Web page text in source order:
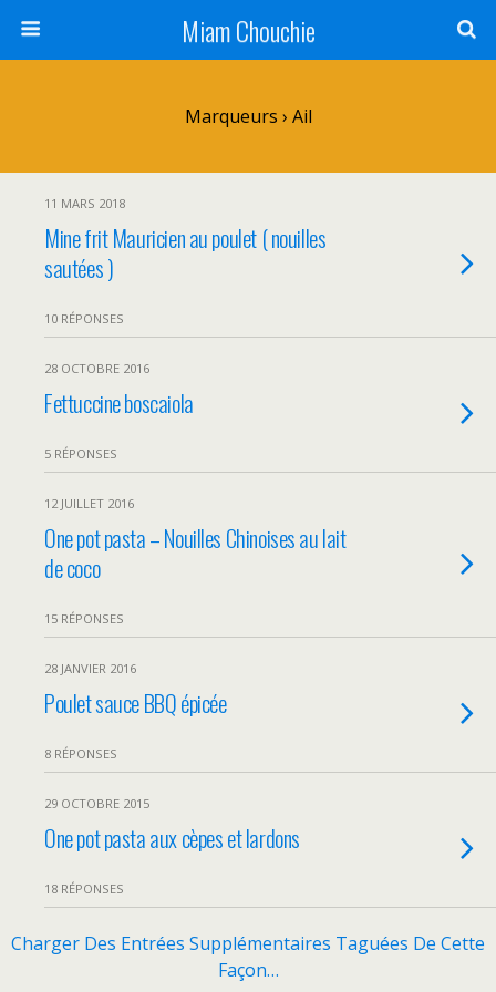
Miam Chouchie
Marqueurs › Ail
11 MARS 2018
Mine frit Mauricien au poulet ( nouilles
sautées )
10 RÉPONSES
28 OCTOBRE 2016
Fettuccine boscaiola
5 RÉPONSES
12 JUILLET 2016
One pot pasta – Nouilles Chinoises au lait
de coco
15 RÉPONSES
28 JANVIER 2016
Poulet sauce BBQ épicée
8 RÉPONSES
29 OCTOBRE 2015
One pot pasta aux cèpes et lardons
18 RÉPONSES
Charger Des Entrées Supplémentaires Taguées De Cette
Façon…